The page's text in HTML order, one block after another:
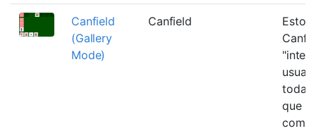
Canfield
(Gallery
Mode)
Canfield
Esto
todas
que